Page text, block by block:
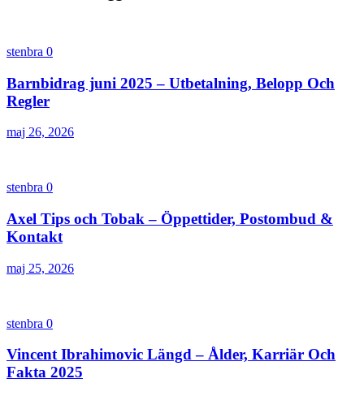
stenbra 0
Barnbidrag juni 2025 – Utbetalning, Belopp Och
Regler
maj 26, 2026
stenbra 0
Axel Tips och Tobak – Öppettider, Postombud &
Kontakt
maj 25, 2026
stenbra 0
Vincent Ibrahimovic Längd – Ålder, Karriär Och
Fakta 2025